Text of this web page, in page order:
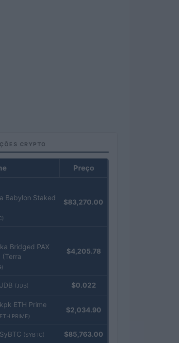
CRYPTO
Preço
Babylon Staked
$83,270.00
Bridged PAX
(Terra
$4,205.78
JDB (JDB) $0.022
kpk ETH Prime
PRIME)
$2,034.90
SyBTC (SYBTC) $85,763.00